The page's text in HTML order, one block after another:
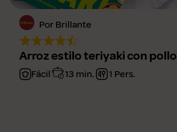
Por Brillante
Arroz estilo teriyaki con pollo
Fácil 13 min. 1 Pers.